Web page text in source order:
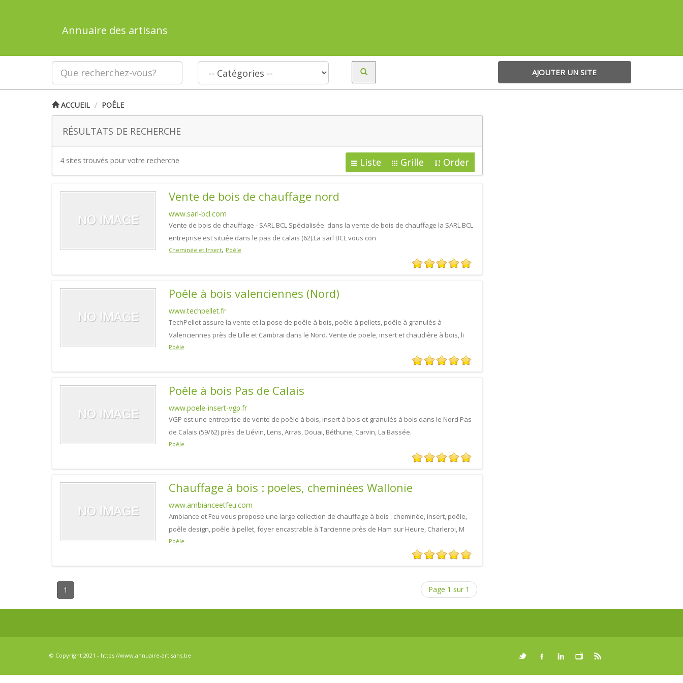
Annuaire des artisans
AJOUTER UN SITE
ACCUEIL POÊLE
RÉSULTATS DE RECHERCHE
4 sites trouvés pour votre recherche Liste Grille Order
Vente de bois de chauffage nord
www.sarl-bcl.com
Vente de bois de chauffage - SARL BCL Spécialisée dans la vente de bois de chauffage la SARL BCL
entreprise est située dans le pas de calais (62).La sarl BCL vous con
Cheminée et Insert, Poêle
Poêle à bois valenciennes (Nord)
www.techpellet.fr
TechPellet assure la vente et la pose de poêle à bois, poêle à pellets, poêle à granulés à
Valenciennes près de Lille et Cambrai dans le Nord. Vente de poele, insert et chaudière à bois, li
Poêle
Poêle à bois Pas de Calais
www.poele-insert-vgp.fr
VGP est une entreprise de vente de poêle à bois, insert à bois et granulés à bois dans le Nord Pas
de Calais (59/62) près de Liévin, Lens, Arras, Douai, Béthune, Carvin, La Bassée.
Poêle
Chauffage à bois : poeles, cheminées Wallonie
www.ambianceetfeu.com
Ambiance et Feu vous propose une large collection de chauffage à bois : cheminée, insert, poêle,
poêle design, poêle à pellet, foyer encastrable à Tarcienne près de Ham sur Heure, Charleroi, M
Poêle
1 Page 1 sur 1
© Copyright 2021 - https://www.annuaire-artisans.be